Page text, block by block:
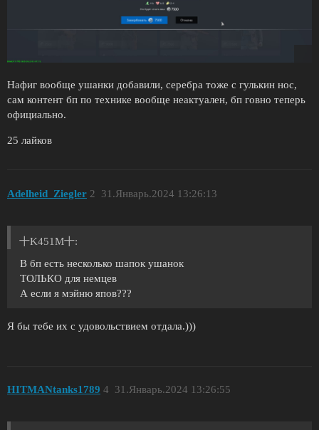
Нафиг вообще ушанки добавили, серебра тоже с гулькин нос,
сам контент бп по технике вообще неактуален, бп говно теперь
официально.
25 лайков
Adelheid_Ziegler 31.Январь.2024 13:26:13
2
十K451M十:
В бп есть несколько шапок ушанок
ТОЛЬКО для немцев
А если я мэйню япов???
Я бы тебе их с удовольствием отдала.)))
HITMANtanks1789 31.Январь.2024 13:26:55
4